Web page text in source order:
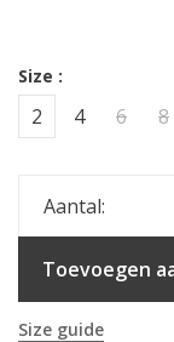
Size :
2 4 6 8
Aantal:
Toevoegen
Size guide